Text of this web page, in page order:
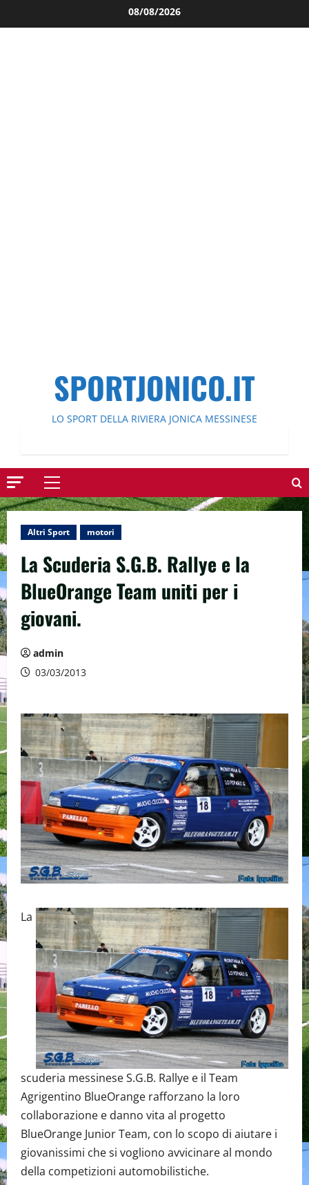
al
08/08/2026
SPORTJONICO.IT
LO SPORT DELLA RIVIERA JONICA MESSINESE
Menu
principale
Altri Sport motori
La Scuderia S.G.B. Rallye e la
BlueOrange Team uniti per i
giovani.
admin
03/03/2013
La
scuderia messinese S.G.B. Rallye e il Team
Agrigentino BlueOrange rafforzano la loro
collaborazione e danno vita al progetto
BlueOrange Junior Team, con lo scopo di aiutare i
giovanissimi che si vogliono avvicinare al mondo
della competizioni automobilistiche.